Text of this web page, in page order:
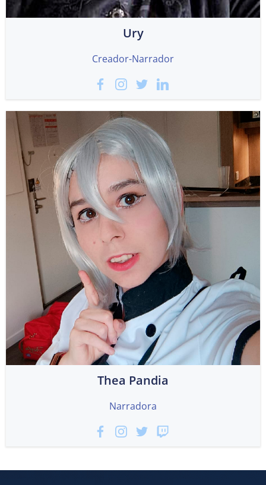
Ury
Creador-Narrador
Thea Pandia
Narradora